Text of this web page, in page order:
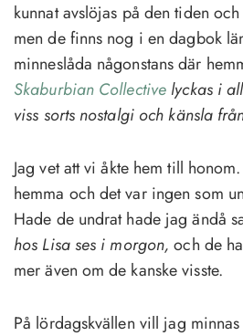
kunnat avslöjas på den tiden
men de finns nog i en dagbok
minneslåda någonstans där
Skaburbian Collective lyckas i
viss sorts nostalgi och känsla
Jag vet att vi åkte hem till
hemma och det var ingen som
Hade de undrat hade jag ändå
hos Lisa ses i morgon,och de
mer även om de kanske visste.
På lördagskvällen vill jag